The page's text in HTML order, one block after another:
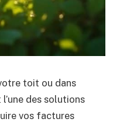
toit ou dans
des solutions
vos factures